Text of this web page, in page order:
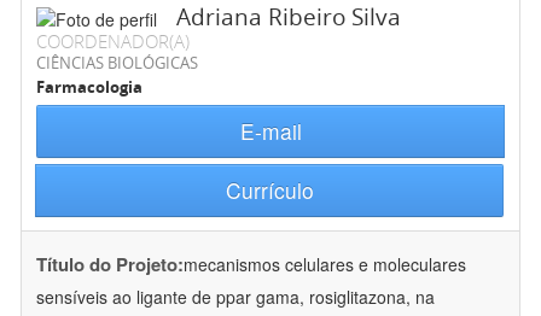
Adriana Ribeiro Silva
COORDENADOR(A)
CIÊNCIAS BIOLÓGICAS
Farmacologia
E-mail
Currículo
Título do Projeto:mecanismos celulares e moleculares
sensíveis ao ligante de ppar gama, rosiglitazona, na